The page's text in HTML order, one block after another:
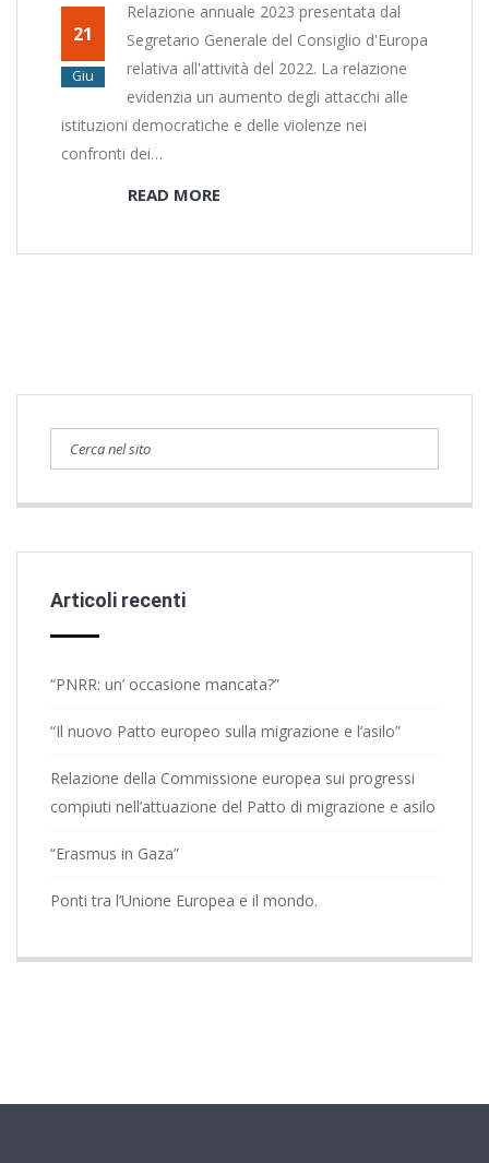
21
Giu
Relazione annuale 2023 presentata dal
Segretario Generale del Consiglio d'Europa
relativa all'attività del 2022. La relazione
evidenzia un aumento degli attacchi alle
istituzioni democratiche e delle violenze nei
confronti dei…
READ MORE
Articoli recenti
“PNRR: un’ occasione mancata?”
“Il nuovo Patto europeo sulla migrazione e l’asilo”
Relazione della Commissione europea sui progressi
compiuti nell’attuazione del Patto di migrazione e asilo
“Erasmus in Gaza”
Ponti tra l’Unione Europea e il mondo.